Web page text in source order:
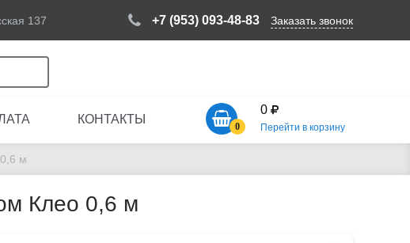
137 +7 (953) 093-48-83 Заказать звонок
КОНТАКТЫ
0
0
Перейти в корзину
м
Клео 0,6 м